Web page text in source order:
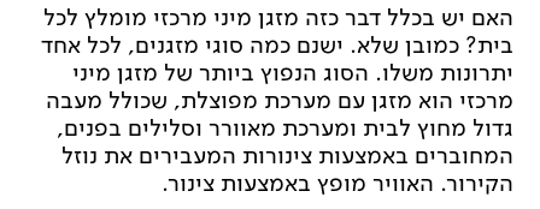
האם יש בכלל דבר כזה מזגן מיני מרכזי מומלץ לכל
בית? כמובן שלא. ישנם כמה סוגי מזגנים, לכל אחד
יתרונות משלו. הסוג הנפוץ ביותר של מזגן מיני
מרכזי הוא מזגן עם מערכת מפוצלת, שכולל מעבה
גדול מחוץ לבית ומערכת מאוורר וסלילים בפנים,
המחוברים באמצעות צינורות המעבירים את נוזל
הקירור. האוויר מופץ באמצעות צינור.